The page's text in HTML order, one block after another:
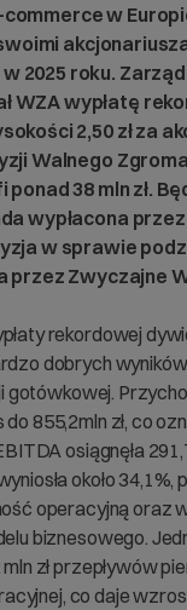
w
2025 roku.
WZA wypłatę
2,50 zł za
Walnego
38 mln zł.
wypłacona
w sprawie
przez Zwyczajne
rekordowej
dobrych
gotówkowej.
855,2mln zł, co
osiągnęła
około
operacyjną oraz
biznesowego.
zł przepływów
co daje